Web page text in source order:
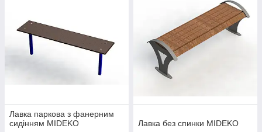
Лавка паркова з фанерним
сидінням MIDEKO
Лавка без спинки MIDEKO